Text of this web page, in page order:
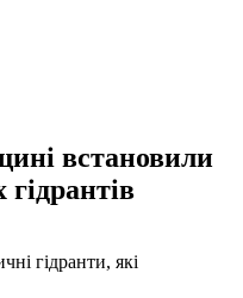
встановили
гідранти, які